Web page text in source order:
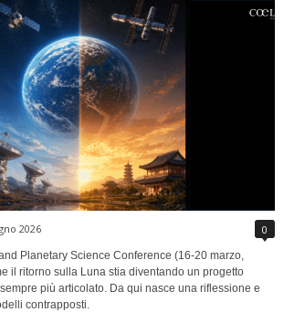
2026 0
Planetary Science Conference (16-20 marzo,
il ritorno sulla Luna stia diventando un progetto
più articolato. Da qui nasce una riflessione e
contrapposti.